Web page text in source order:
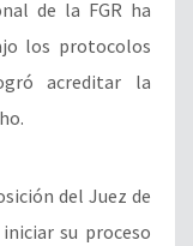
de la FGR ha
los protocolos
acreditar la
del Juez de
su proceso